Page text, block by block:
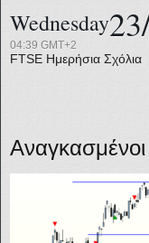
Wednesday
04:39 GMT+2
FTSE Ημερήσια Σχόλια